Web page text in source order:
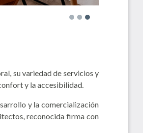
su variedad de servicios y
y la accesibilidad.
y la comercialización
reconocida firma con